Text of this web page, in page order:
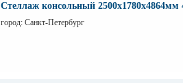
Стеллаж консольный 2500х1780х4864мм
город: Санкт-Петербург